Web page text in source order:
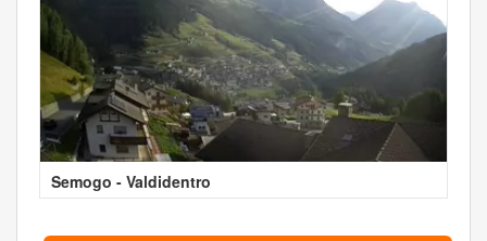
Semogo - Valdidentro